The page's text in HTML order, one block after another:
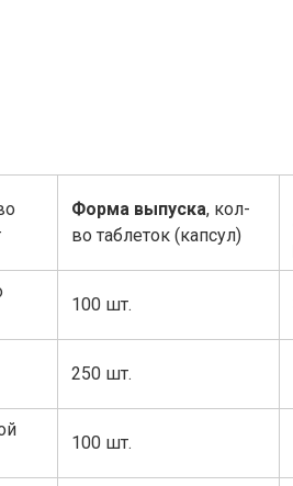
Форма выпуска, кол-
во таблеток (капсул)
100 шт.
250 шт.
100 шт.